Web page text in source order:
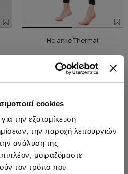
cookies
την εξατομίκευση
την παροχή λειτουργιών
ανάλυση της
μοιραζόμαστε
τον τρόπο που
Helanke Thermal
3570 Дин.3033 Дин.